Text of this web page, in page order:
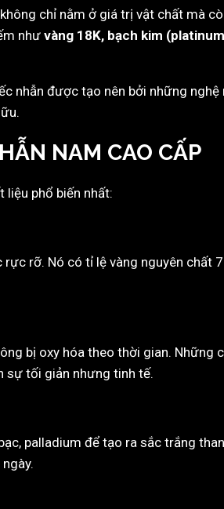
không chỉ nằm ở giá trị vật chất mà
như vàng 18K, bạch kim
nhẫn được tạo nên bởi những nghệ
NAM CAO CẤP
liệu phổ biến nhất:
rỡ. Nó có tỉ lệ vàng nguyên chất
bị oxy hóa theo thời gian. Những
sự tối giản nhưng tinh tế.
palladium để tạo ra sắc trắng